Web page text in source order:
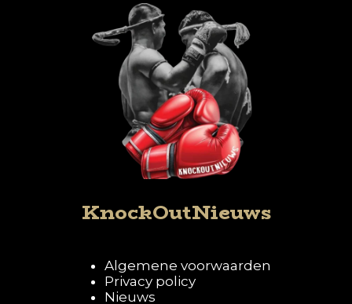
KnockOutNieuws
Algemene voorwaarden
Privacy policy
Nieuws